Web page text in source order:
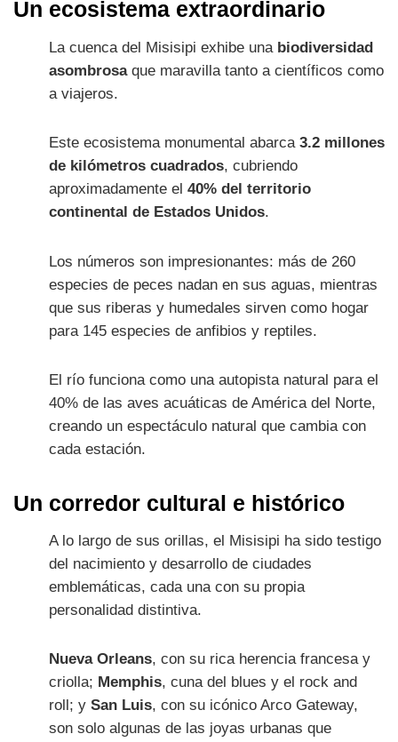
Un ecosistema extraordinario
La cuenca del Misisipi exhibe una biodiversidad
asombrosaque maravilla tanto a científicos como
a viajeros.
Este ecosistema monumental abarca 3.2 millones
de kilómetros cuadrados, cubriendo
aproximadamente el 40% del territorio
continental de Estados Unidos.
Los números son impresionantes: más de 260
especies de peces nadan en sus aguas, mientras
que sus riberas y humedales sirven como hogar
para 145 especies de anfibios y reptiles.
El río funciona como una autopista natural para el
40% de las aves acuáticas de América del Norte,
creando un espectáculo natural que cambia con
cada estación.
Un corredor cultural e histórico
A lo largo de sus orillas, el Misisipi ha sido testigo
del nacimiento y desarrollo de ciudades
emblemáticas, cada una con su propia
personalidad distintiva.
Nueva Orleans, con su rica herencia francesa y
criolla; Memphis, cuna del blues y el rock and
roll; y San Luis, con su icónico Arco Gateway,
son solo algunas de las joyas urbanas que